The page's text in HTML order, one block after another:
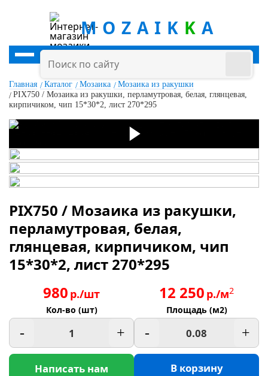
MOZAIK K A
Главная Каталог Мозаика
Мозаика из ракушки
PIX750 / Мозаика из ракушки, перламутровая, белая, глянцевая,
кирпичиком, чип 15*30*2, лист 270*295
PIX750 / Мозаика из ракушки,
перламутровая, белая,
глянцевая, кирпичиком, чип
15*30*2, лист 270*295
980 р./шт
Кол-во (шт)
- +
Написать нам
12 250 р./м2
Площадь (м2)
- +
В корзину